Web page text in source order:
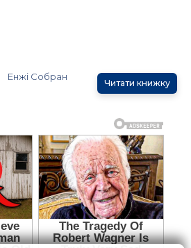
Енжі Собран
Читати книжку